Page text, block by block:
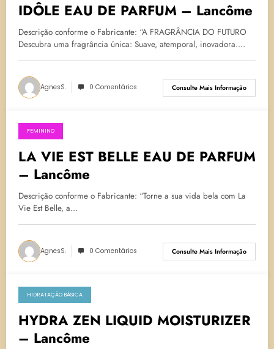
IDÔLE EAU DE PARFUM – Lancôme
Descrição conforme o Fabricante: “A FRAGRÂNCIA DO FUTURO
Descubra uma fragrância única: Suave, atemporal, inovadora.…
AgnesS. 0 Comentários Consulte Mais Informação
25 de outubro de 2023
FEMININO
LA VIE EST BELLE EAU DE PARFUM
– Lancôme
Descrição conforme o Fabricante: “Torne a sua vida bela com La
Vie Est Belle, a…
AgnesS. 0 Comentários Consulte Mais Informação
2 de maio de 2023
HIDRATAÇÃO BÁSICA
HYDRA ZEN LIQUID MOISTURIZER
– Lancôme